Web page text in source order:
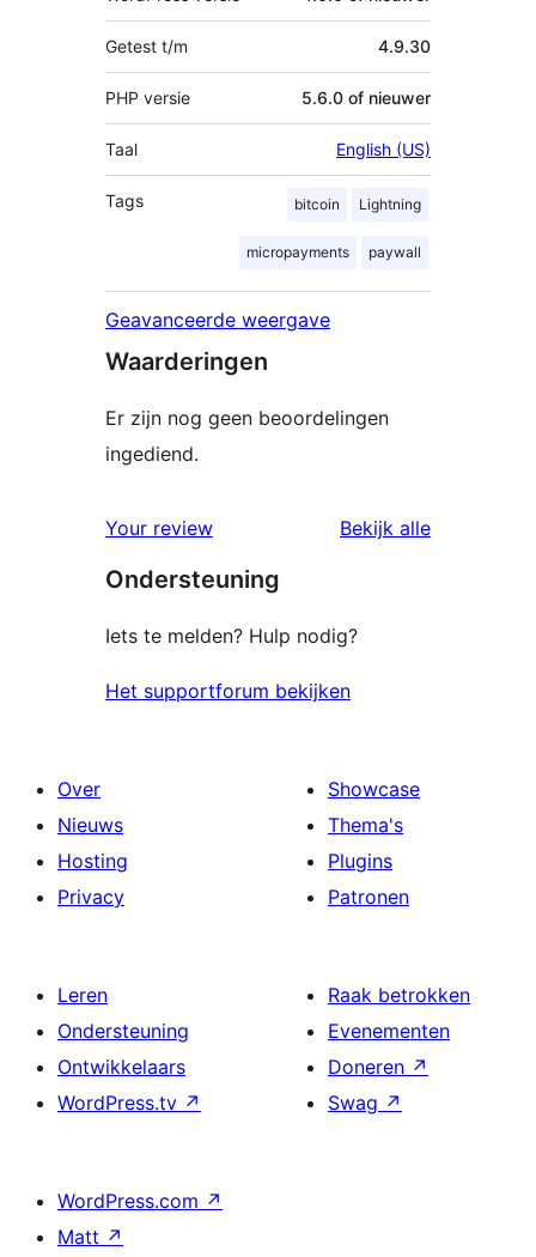
Getest t/m 4.9.30
PHP versie 5.6.0 of nieuwer
Taal English (US)
Tags bitcoin Lightning
micropayments paywall
Geavanceerde weergave
Waarderingen
Er zijn nog geen beoordelingen
ingediend.
Your review Bekijk alle
Ondersteuning
Iets te melden? Hulp nodig?
Het supportforum bekijken
Over
Nieuws
Hosting
Privacy
Showcase
Thema's
Plugins
Patronen
Leren
Ondersteuning
Ontwikkelaars
WordPress.tv ↗
Raak betrokken
Evenementen
Doneren ↗
Swag ↗
WordPress.com ↗
Matt ↗